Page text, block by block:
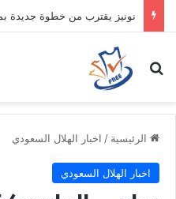
نونيز يقترب من خطوة جديدة
بحث عن
الرئيسية / اخبار الهلال السعودي
اخبار الهلال السعودي